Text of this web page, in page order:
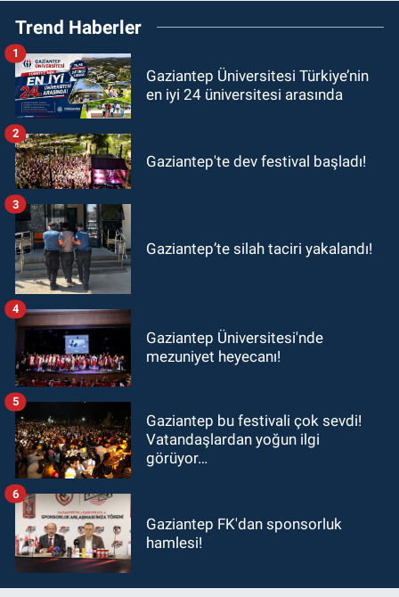
Trend Haberler
Gaziantep Üniversitesi Türkiye’nin
en iyi 24 üniversitesi arasında
1
Gaziantep'te dev festival başladı!
2
Gaziantep’te silah taciri yakalandı!
3
Gaziantep Üniversitesi'nde
mezuniyet heyecanı!
4
Gaziantep bu festivali çok sevdi!
Vatandaşlardan yoğun ilgi
görüyor…
5
Gaziantep FK'dan sponsorluk
hamlesi!
6